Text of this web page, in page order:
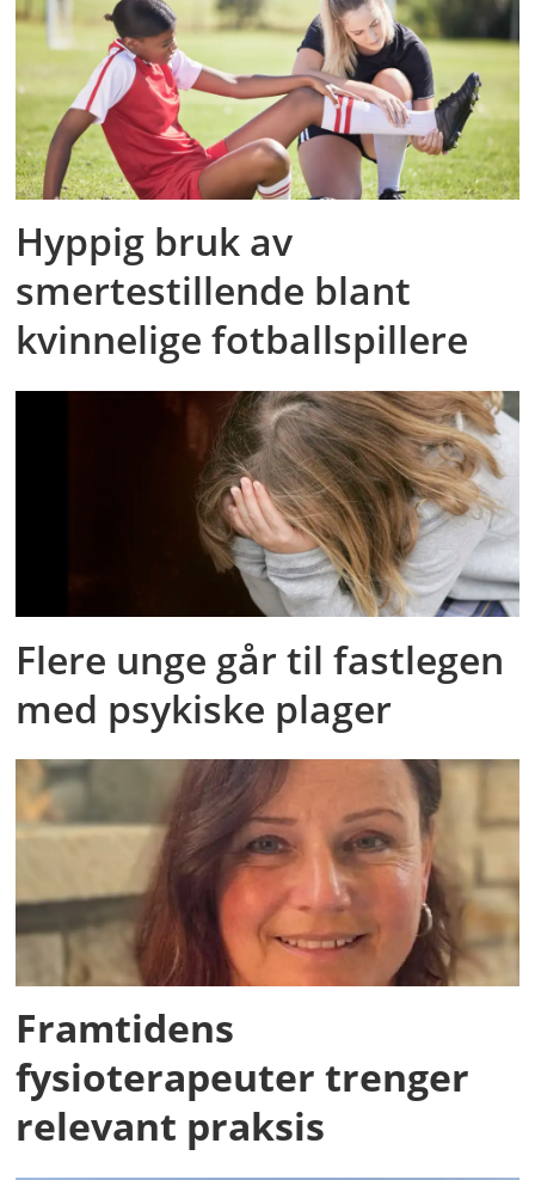
Hyppig bruk av
smertestillende blant
kvinnelige fotballspillere
Flere unge går til fastlegen
med psykiske plager
Framtidens
fysioterapeuter trenger
relevant praksis